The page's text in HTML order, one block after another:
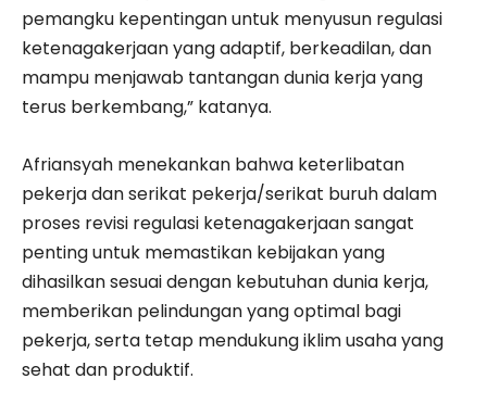
pemangku kepentingan untuk menyusun regulasi
ketenagakerjaan yang adaptif, berkeadilan, dan
mampu menjawab tantangan dunia kerja yang
terus berkembang,” katanya.
Afriansyah menekankan bahwa keterlibatan
pekerja dan serikat pekerja/serikat buruh dalam
proses revisi regulasi ketenagakerjaan sangat
penting untuk memastikan kebijakan yang
dihasilkan sesuai dengan kebutuhan dunia kerja,
memberikan pelindungan yang optimal bagi
pekerja, serta tetap mendukung iklim usaha yang
sehat dan produktif.